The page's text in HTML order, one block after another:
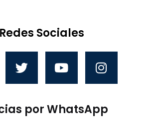
Redes Sociales
por WhatsApp